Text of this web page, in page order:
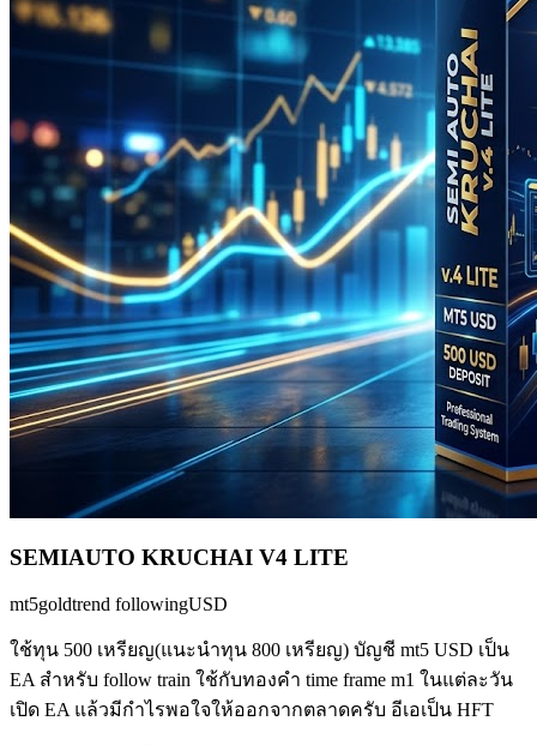
SEMIAUTO KRUCHAI V4 LITE
mt5goldtrend followingUSD
ใช้ทุน 500 เหรียญ(แนะนำทุน 800 เหรียญ) บัญชี mt5 USD เป็น
EA สำหรับ follow train ใช้กับทองคำ time frame m1 ในแต่ละวัน
เปิด EA แล้วมีกำไรพอใจให้ออกจากตลาดครับ อีเอเป็น HFT